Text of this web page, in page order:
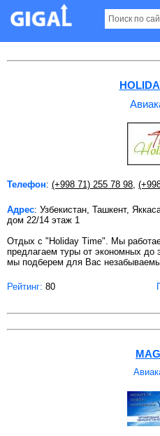
Авиакассы в Ташкенте
Телефон: (+998 71) 255 78 98
Адрес: Узбекистан, Ташкент,
дом 22/14 этаж 1
Отдых с "Holiday Time". Мы
предлагаем туры от экономных до
мы подберем для Вас
Рейтинг: 80